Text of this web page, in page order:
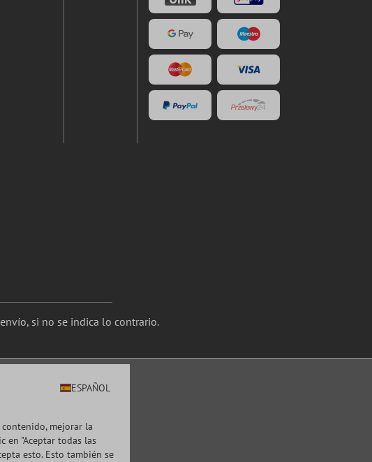
si no se indica lo contrario.
ESPAÑOL
mejorar la
en "Aceptar todas las
esto. Esto también se